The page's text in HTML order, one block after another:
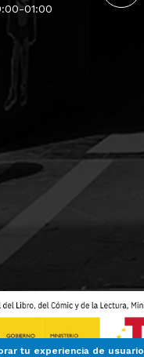
01:00
tu experiencia de usuario